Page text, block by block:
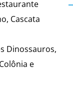
Cascata
Dinossauros,
e